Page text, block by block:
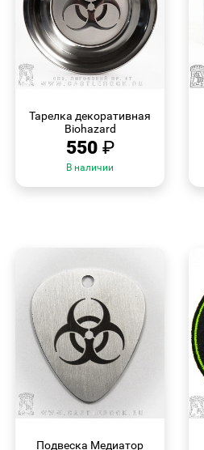
Тарелка декоративная
Biohazard
550 ₽
В наличии
Подвеска Медиатор